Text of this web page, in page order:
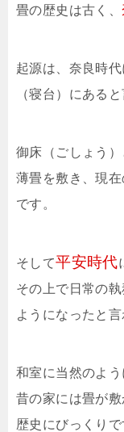
畳の歴史は古く、
起源は、奈良時
（寝台）にある
御床（ごしょう
薄畳を敷き、現
です。
そして平安時代
その上で日常の
ようになったと言
和室に当然のよう
昔の家には畳が
歴史にびっくりで